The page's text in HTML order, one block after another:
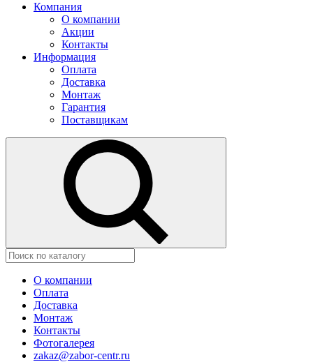
Компания
О компании
Акции
Контакты
Информация
Оплата
Доставка
Монтаж
Гарантия
Поставщикам
О компании
Оплата
Доставка
Монтаж
Контакты
Фотогалерея
zakaz@zabor-centr.ru